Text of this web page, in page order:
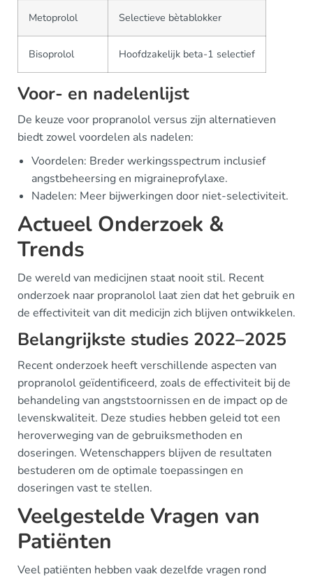
Metoprolol Selectieve bètablokker
Bisoprolol Hoofdzakelijk beta-1 selectief
Voor- en nadelenlijst
De keuze voor propranolol versus zijn alternatieven
biedt zowel voordelen als nadelen:
Voordelen: Breder werkingsspectrum inclusief
angstbeheersing en migraineprofylaxe.
Nadelen: Meer bijwerkingen door niet-selectiviteit.
Actueel Onderzoek &
Trends
De wereld van medicijnen staat nooit stil. Recent
onderzoek naar propranolol laat zien dat het gebruik en
de effectiviteit van dit medicijn zich blijven ontwikkelen.
Belangrijkste studies 2022–2025
Recent onderzoek heeft verschillende aspecten van
propranolol geïdentificeerd, zoals de effectiviteit bij de
behandeling van angststoornissen en de impact op de
levenskwaliteit. Deze studies hebben geleid tot een
heroverweging van de gebruiksmethoden en
doseringen. Wetenschappers blijven de resultaten
bestuderen om de optimale toepassingen en
doseringen vast te stellen.
Veelgestelde Vragen van
Patiënten
Veel patiënten hebben vaak dezelfde vragen rond